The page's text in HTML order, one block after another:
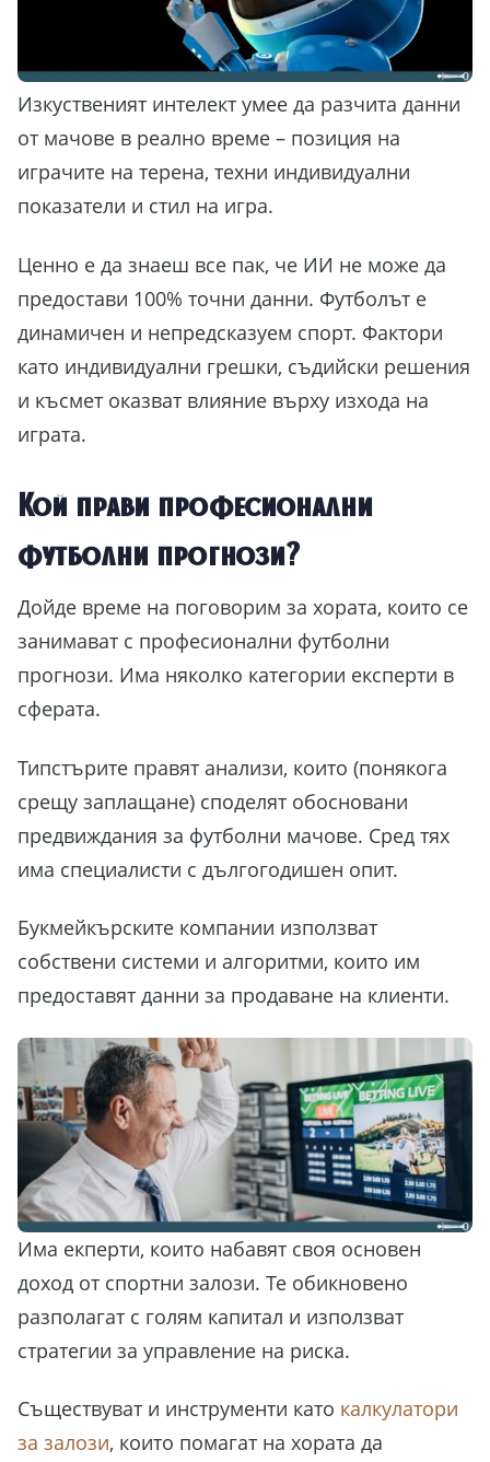
Изкуственият интелект умее да разчита данни
от мачове в реално време – позиция на
играчите на терена, техни индивидуални
показатели и стил на игра.
Ценно е да знаеш все пак, че ИИ не може да
предостави 100% точни данни. Футболът е
динамичен и непредсказуем спорт. Фактори
като индивидуални грешки, съдийски решения
и късмет оказват влияние върху изхода на
играта.
Кой прави професионални
футболни прогнози?
Дойде време на поговорим за хората, които се
занимават с професионални футболни
прогнози. Има няколко категории експерти в
сферата.
Типстърите правят анализи, които (понякога
срещу заплащане) споделят обосновани
предвиждания за футболни мачове. Сред тях
има специалисти с дългогодишен опит.
Букмейкърските компании използват
собствени системи и алгоритми, които им
предоставят данни за продаване на клиенти.
Има екперти, които набавят своя основен
доход от спортни залози. Те обикновено
разполагат с голям капитал и използват
стратегии за управление на риска.
Съществуват и инструменти като калкулатори
за залози, които помагат на хората да